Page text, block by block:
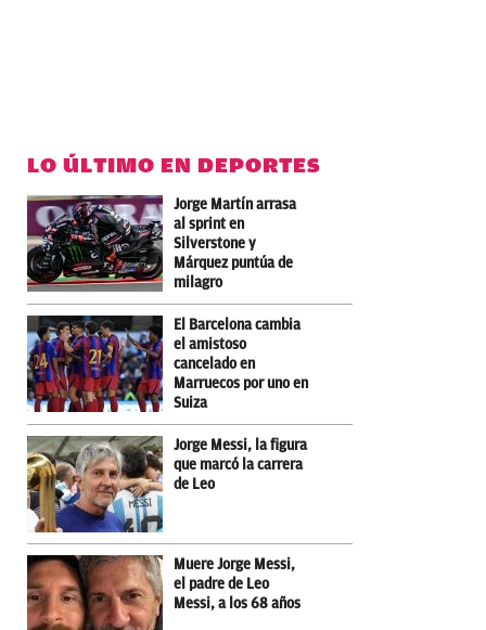
LO ÚLTIMO EN DEPORTES
Jorge Martín arrasa
al sprint en
Silverstone y
Márquez puntúa de
milagro
El Barcelona cambia
el amistoso
cancelado en
Marruecos por uno en
Suiza
Jorge Messi, la figura
que marcó la carrera
de Leo
Muere Jorge Messi,
el padre de Leo
Messi, a los 68 años